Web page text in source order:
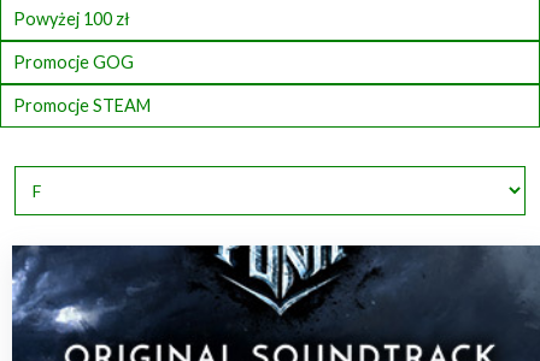
Powyżej 100 zł
Promocje GOG
Promocje STEAM